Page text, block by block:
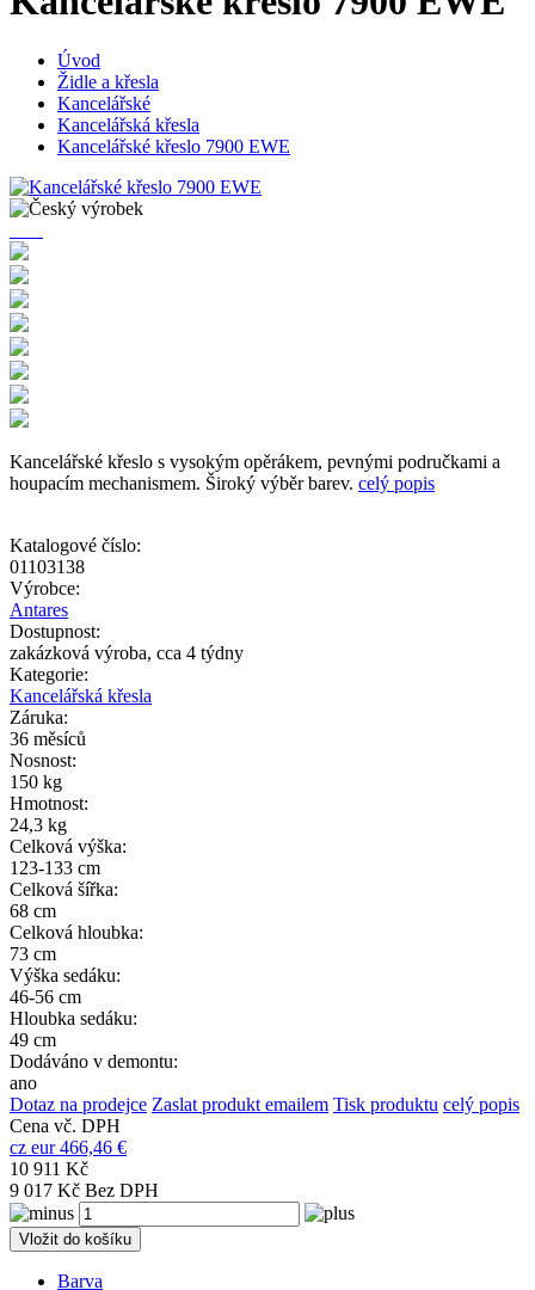
Úvod
Židle a křesla
Kancelářské
Kancelářská křesla
Kancelářské křeslo 7900 EWE
Kancelářské křeslo s vysokým opěrákem, pevnými područkami a
houpacím mechanismem. Široký výběr barev. celý popis
Katalogové číslo:
01103138
Výrobce:
Antares
Dostupnost:
zakázková výroba, cca 4 týdny
Kategorie:
Kancelářská křesla
Záruka:
36 měsíců
Nosnost:
150 kg
Hmotnost:
24,3 kg
Celková výška:
123-133 cm
Celková šířka:
68 cm
Celková hloubka:
73 cm
Výška sedáku:
46-56 cm
Hloubka sedáku:
49 cm
Dodáváno v demontu:
ano
Dotaz na prodejce Zaslat produkt emailem Tisk produktu celý popis
Cena vč. DPH
cz eur466,46 €
10 911 Kč
9 017 Kč Bez DPH
Vložit do košíku
Barva